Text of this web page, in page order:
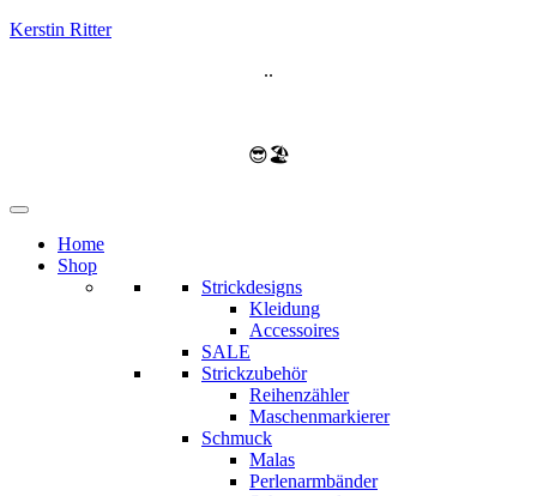
Kerstin Ritter
..
😎🏖️
Home
Shop
Strickdesigns
Kleidung
Accessoires
SALE
Strickzubehör
Reihenzähler
Maschenmarkierer
Schmuck
Malas
Perlenarmbänder